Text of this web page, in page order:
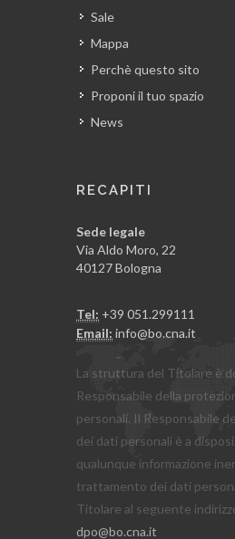
Sale
Mappa
Perchè questo sito
Proponi il tuo spazio
News
RECAPITI
Sede legale
Via Aldo Moro, 22
40127 Bologna
Tel: +39 051.299111
Email: info@bo.cna.it
La struttura del Titolare è
Responsabile della
personali. Il Responsabile
dei dati personali è a
qualunque informazione
trattamento dei dati
Titolare al seguente
dpo@bo.cna.it